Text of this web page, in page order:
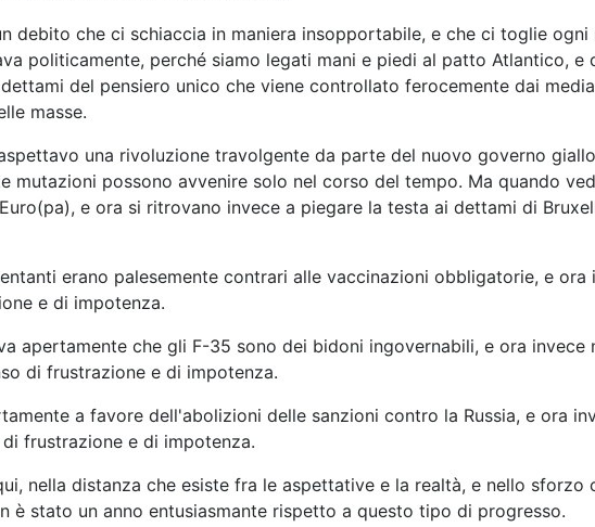
debito che ci schiaccia in maniera insopportabile, e che ci toglie
politicamente, perché siamo legati mani e piedi al patto Atlantico, e
del pensiero unico che viene controllato ferocemente dai
masse.
una rivoluzione travolgente da parte del nuovo governo
mutazioni possono avvenire solo nel corso del tempo. Ma quando
e ora si ritrovano invece a piegare la testa ai dettami di
erano palesemente contrari alle vaccinazioni obbligatorie, e
e di impotenza.
apertamente che gli F-35 sono dei bidoni ingovernabili, e ora
di frustrazione e di impotenza.
a favore dell'abolizioni delle sanzioni contro la Russia, e ora
frustrazione e di impotenza.
nella distanza che esiste fra le aspettative e la realtà, e nello
è stato un anno entusiasmante rispetto a questo tipo di progresso.